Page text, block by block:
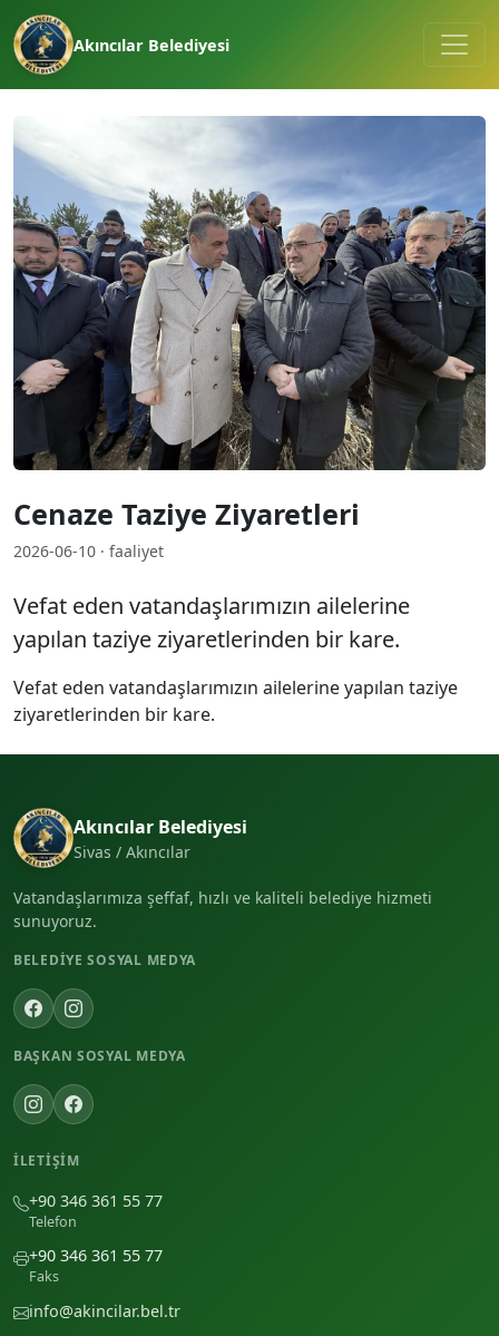
Akıncılar Belediyesi
Cenaze Taziye Ziyaretleri
2026-06-10 · faaliyet
Vefat eden vatandaşlarımızın ailelerine
yapılan taziye ziyaretlerinden bir kare.
Vefat eden vatandaşlarımızın ailelerine yapılan taziye
ziyaretlerinden bir kare.
Akıncılar Belediyesi
Sivas / Akıncılar
Vatandaşlarımıza şeffaf, hızlı ve kaliteli belediye hizmeti
sunuyoruz.
BELEDIYE SOSYAL MEDYA
BAŞKAN SOSYAL MEDYA
İLETIŞIM
+90 346 361 55 77
Telefon
+90 346 361 55 77
Faks
info@akincilar.bel.tr